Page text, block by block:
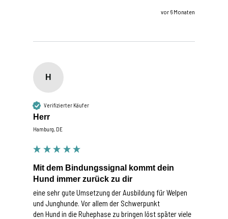
vor 6 Monaten
H
Verifizierter Käufer
Herr
Hamburg, DE
Mit dem Bindungssignal kommt dein
Hund immer zurück zu dir
eine sehr gute Umsetzung der Ausbildung für Welpen
und Junghunde. Vor allem der Schwerpunkt
den Hund in die Ruhephase zu bringen löst später viele